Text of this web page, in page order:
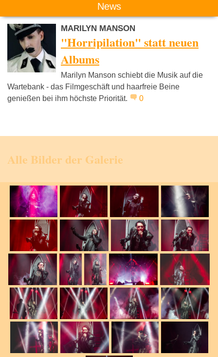
News
MARILYN MANSON
"Horripilation" statt neuen
Albums
Marilyn Manson schiebt die Musik auf die
Wartebank - das Filmgeschäft und haarfreie Beine
genießen bei ihm höchste Priorität.
0
Alle Bilder der Galerie